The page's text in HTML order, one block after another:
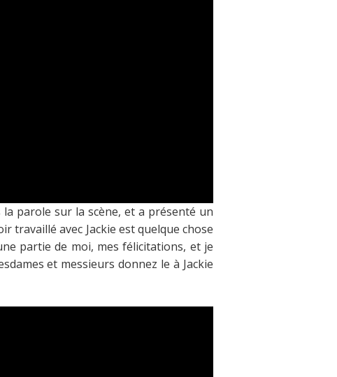
parole sur la scène, et a présenté un
travaillé avec Jackie est quelque chose
partie de moi, mes félicitations, et je
et messieurs donnez le à Jackie